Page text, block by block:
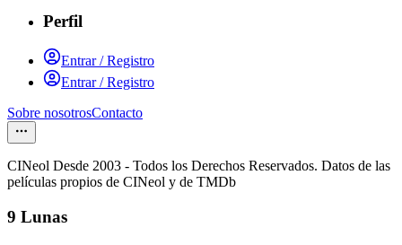
Perfil
Entrar / Registro
Entrar / Registro
Sobre nosotrosContacto
CINeol Desde 2003 - Todos los Derechos Reservados. Datos de las
películas propios de CINeol y de TMDb
9 Lunas